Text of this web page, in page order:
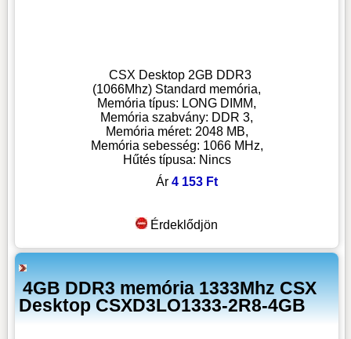
CSX Desktop 2GB DDR3
(1066Mhz) Standard memória,
Memória típus: LONG DIMM,
Memória szabvány: DDR 3,
Memória méret: 2048 MB,
Memória sebesség: 1066 MHz,
Hűtés típusa: Nincs
Ár4 153 Ft
Érdeklődjön
4GB DDR3 memória 1333Mhz CSX
Desktop CSXD3LO1333-2R8-4GB